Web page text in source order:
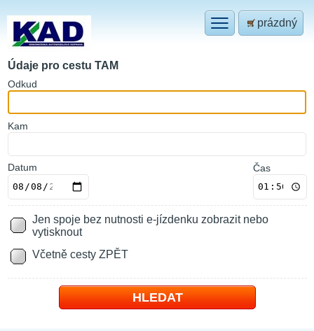
prázdný
Údaje pro cestu TAM
Odkud
Kam
Čas
Datum
Jen spoje bez nutnosti e-jízdenku zobrazit nebo
vytisknout
Včetně cesty ZPĚT